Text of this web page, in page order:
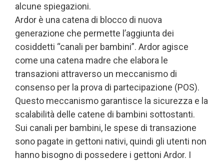
alcune spiegazioni.
Ardor è una catena di blocco di nuova
generazione che permette l’aggiunta dei
cosiddetti “canali per bambini”. Ardor agisce
come una catena madre che elabora le
transazioni attraverso un meccanismo di
consenso per la prova di partecipazione (POS).
Questo meccanismo garantisce la sicurezza e la
scalabilità delle catene di bambini sottostanti.
Sui canali per bambini, le spese di transazione
sono pagate in gettoni nativi, quindi gli utenti non
hanno bisogno di possedere i gettoni Ardor. I